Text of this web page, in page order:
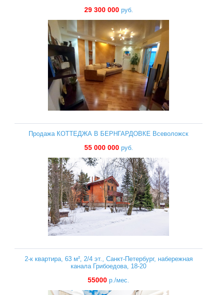
29 300 000руб.
Продажа КОТТЕДЖА В БЕРНГАРДОВКЕ Всеволожск
55 000 000руб.
2-к квартира, 63 м², 2/4 эт., Санкт-Петербург, набережная
канала Грибоедова, 18-20
55000 р./мес.